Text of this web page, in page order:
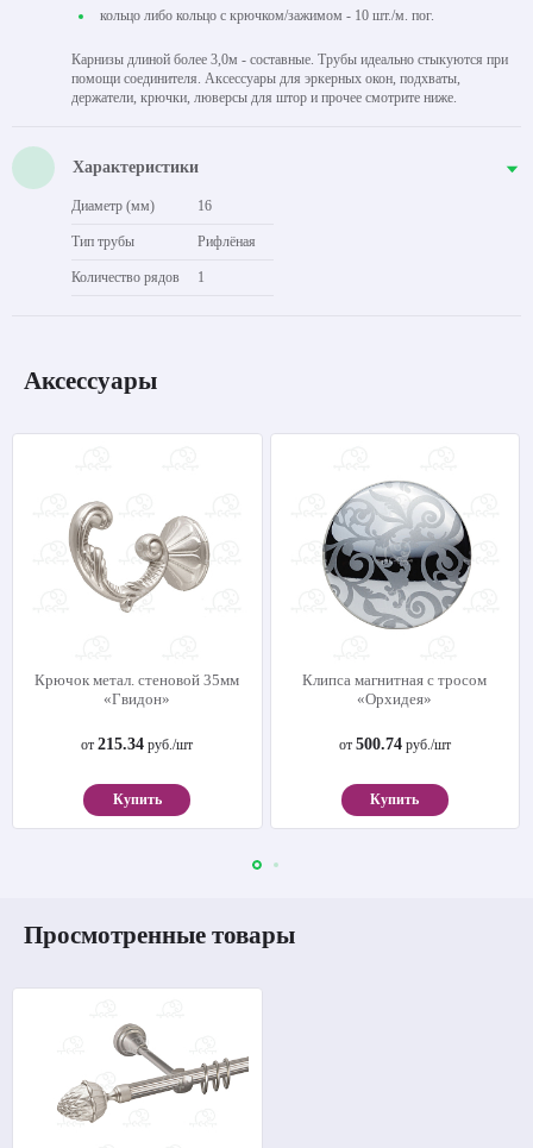
кольцо либо кольцо с крючком/зажимом - 10 шт./м. пог.
Карнизы длиной более 3,0м - составные. Трубы идеально стыкуются при
помощи соединителя. Аксессуары для эркерных окон, подхваты,
держатели, крючки, люверсы для штор и прочее смотрите ниже.
Характеристики
Диаметр (мм) 16
Тип трубы Рифлёная
Количество рядов 1
Аксессуары
Крючок метал. стеновой 35мм
«Гвидон»
от215.34 руб./шт
Купить
Клипса магнитная с тросом
«Орхидея»
от 500.74руб./шт
Купить
Просмотренные товары